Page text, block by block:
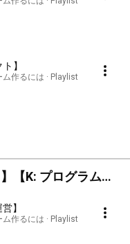
】
作るには · Playlist
【K: プログラム・
】
作るには · Playlist